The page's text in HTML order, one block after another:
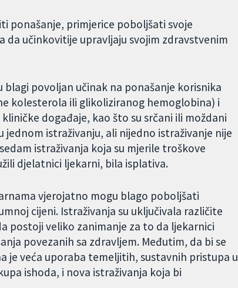
ponašanje, primjerice poboljšati svoje
da učinkovitije upravljaju svojim zdravstvenim
povoljan učinak na ponašanje korisnika
kolesterola ili glikoliziranog hemoglobina) i
događaje, kao što su srčani ili moždani
istraživanju, ali nijedno istraživanje nije
istraživanja koja su mjerile troškove
djelatnici ljekarni, bila isplativa.
vjerojatno mogu blago poboljšati
cijeni. Istraživanja su uključivala različite
postoji veliko zanimanje za to da ljekarnici
povezanih sa zdravljem. Međutim, da bi se
je veća uporaba temeljitih, sustavnih pristupa u
ishoda, i nova istraživanja koja bi